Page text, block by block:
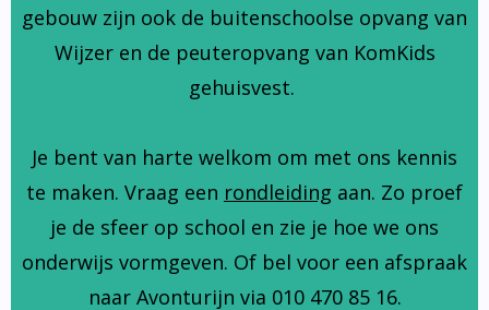
gebouw zijn ook de buitenschoolse opvang van
Wijzer en de peuteropvang van KomKids
gehuisvest.
Je bent van harte welkom om met ons kennis
te maken. Vraag een rondleiding aan. Zo proef
je de sfeer op school en zie je hoe we ons
onderwijs vormgeven. Of bel voor een afspraak
naar Avonturijn via 010 470 85 16.